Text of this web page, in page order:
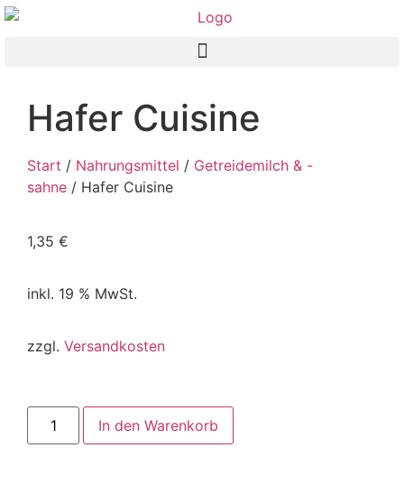
Hafer Cuisine
Start / Nahrungsmittel / Getreidemilch & -
sahne / Hafer Cuisine
1,35 €
inkl. 19 % MwSt.
zzgl. Versandkosten
In den Warenkorb